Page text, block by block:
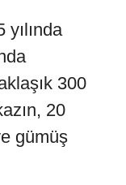
yılında
300
20
gümüş